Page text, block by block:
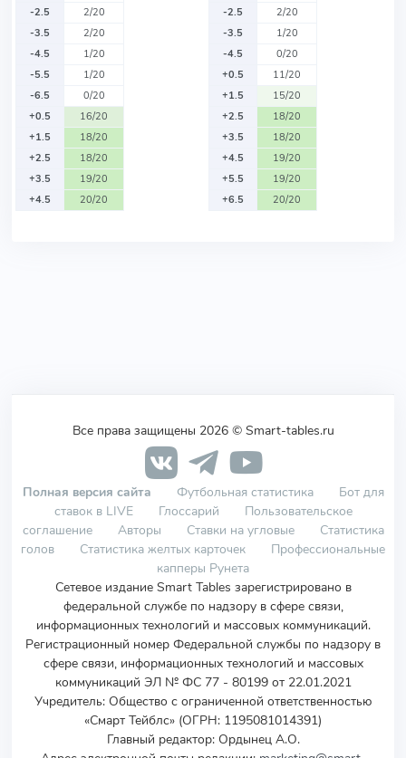
-2.5
2/20
-3.5
2/20
-4.5
1/20
-5.5
1/20
-6.5
0/20
+0.5
16/20
+1.5
18/20
+2.5
18/20
+3.5
19/20
+4.5
20/20
-2.5
2/20
-3.5
1/20
-4.5
0/20
+0.5
11/20
+1.5
15/20
+2.5
18/20
+3.5
18/20
+4.5
19/20
+5.5
19/20
+6.5
20/20
Все права защищены 2026 © Smart-tables.ru
Полная версия сайта Футбольная статистика
Бот для
ставок в LIVE
Глоссарий
Пользовательское
соглашение
Авторы Ставки на угловые
Статистика
голов
Статистика желтых карточек
Профессиональные
капперы Рунета
Сетевое издание Smart Tables зарегистрировано в
федеральной службе по надзору в сфере связи,
информационных технологий и массовых коммуникаций.
Регистрационный номер Федеральной службы по надзору в
сфере связи, информационных технологий и массовых
коммуникаций ЭЛ № ФС 77 - 80199 от 22.01.2021
Учредитель: Общество с ограниченной ответственностью
«Смарт Тейблс» (ОГРН: 1195081014391)
Главный редактор: Ордынец А.О.